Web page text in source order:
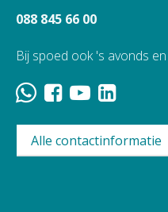
088 845 66 00
Bij spoed ook 's avonds
Alle contactinformatie